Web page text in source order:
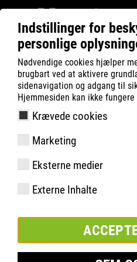
Indstillinger for
personlige
Nødvendige cookies hjælper
brugbart ved at aktivere
sidenavigation og adgang til
Hjemmesiden kan ikke
Krævede cookies
Marketing
Eksterne medier
Externe Inhalte
ATLAS Produktsøgning